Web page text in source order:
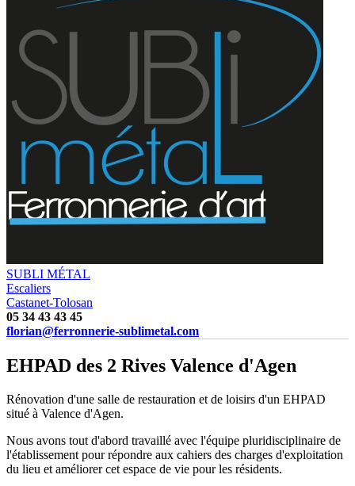
SUBLI MÉTAL
Escaliers
Castanet-Tolosan
05 34 43 43 45
florian@ferronnerie-sublimetal.com
EHPAD des 2 Rives Valence d'Agen
Rénovation d'une salle de restauration et de loisirs d'un EHPAD
situé à Valence d'Agen.
Nous avons tout d'abord travaillé avec l'équipe pluridisciplinaire de
l'établissement pour répondre aux cahiers des charges d'exploitation
du lieu et améliorer cet espace de vie pour les résidents.